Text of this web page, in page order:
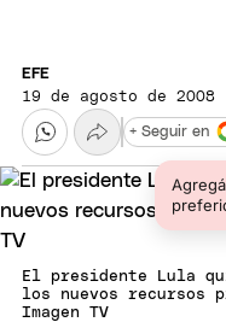
EFE
19 de agosto de 2008
+ Seguir en
El presidente Lula
los nuevos recursos
Imagen TV